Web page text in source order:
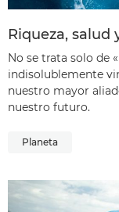
Riqueza, salud
No se trata solo de
indisolublemente
nuestro mayor
nuestro futuro.
Planeta